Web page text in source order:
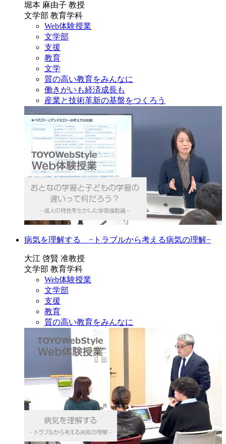
堀本 麻由子 教授
文学部 教育学科
Web体験授業
文学部
支援
教育
文学
質の高い教育をみんなに
働きがいも経済成長も
産業と技術革新の基盤をつくろう
病気を理解する −トラブルから考える病気の理解−
大江 啓賢 准教授
文学部 教育学科
Web体験授業
文学部
支援
教育
質の高い教育をみんなに